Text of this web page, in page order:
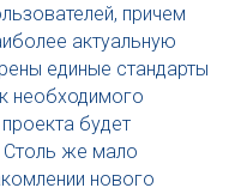
причем
актуальную
единые стандарты
необходимого
будет
Столь же мало
нового